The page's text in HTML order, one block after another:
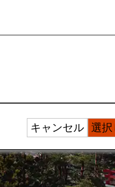
選択
キャンセル